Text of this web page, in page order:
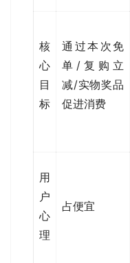
核
心
目
标
通过本次免
单/复购立
减/实物奖品
促进消费
用
户
心
理
占便宜